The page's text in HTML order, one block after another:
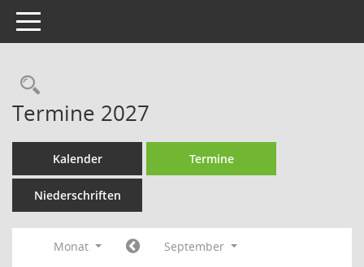
Toggle navigation
Rechercheauswahl
Termine 2027
Kalender Termine
Niederschriften
Monat
September